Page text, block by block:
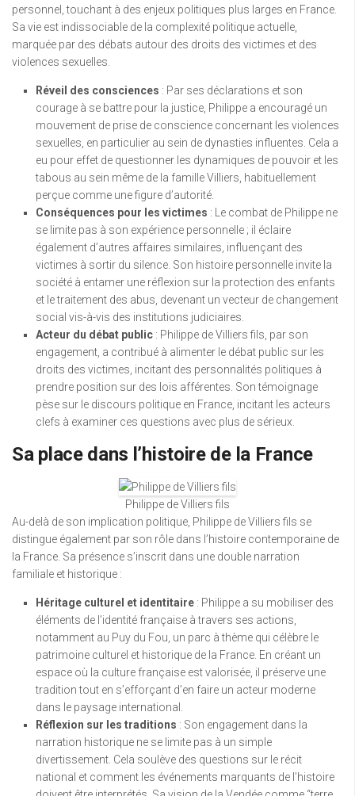
personnel, touchant à des enjeux politiques plus larges en France.
Sa vie est indissociable de la complexité politique actuelle,
marquée par des débats autour des droits des victimes et des
violences sexuelles.
Réveil des consciences : Par ses déclarations et son
courage à se battre pour la justice, Philippe a encouragé un
mouvement de prise de conscience concernant les violences
sexuelles, en particulier au sein de dynasties influentes. Cela a
eu pour effet de questionner les dynamiques de pouvoir et les
tabous au sein même de la famille Villiers, habituellement
perçue comme une figure d’autorité.
Conséquences pour les victimes : Le combat de Philippe ne
se limite pas à son expérience personnelle ; il éclaire
également d’autres affaires similaires, influençant des
victimes à sortir du silence. Son histoire personnelle invite la
société à entamer une réflexion sur la protection des enfants
et le traitement des abus, devenant un vecteur de changement
social vis-à-vis des institutions judiciaires.
Acteur du débat public : Philippe de Villiers fils, par son
engagement, a contribué à alimenter le débat public sur les
droits des victimes, incitant des personnalités politiques à
prendre position sur des lois afférentes. Son témoignage
pèse sur le discours politique en France, incitant les acteurs
clefs à examiner ces questions avec plus de sérieux.
Sa place dans l’histoire de la France
Philippe de Villiers fils
Au-delà de son implication politique, Philippe de Villiers fils se
distingue également par son rôle dans l’histoire contemporaine de
la France. Sa présence s’inscrit dans une double narration
familiale et historique :
Héritage culturel et identitaire : Philippe a su mobiliser des
éléments de l’identité française à travers ses actions,
notamment au Puy du Fou, un parc à thème qui célèbre le
patrimoine culturel et historique de la France. En créant un
espace où la culture française est valorisée, il préserve une
tradition tout en s’efforçant d’en faire un acteur moderne
dans le paysage international.
Réflexion sur les traditions : Son engagement dans la
narration historique ne se limite pas à un simple
divertissement. Cela soulève des questions sur le récit
national et comment les événements marquants de l’histoire